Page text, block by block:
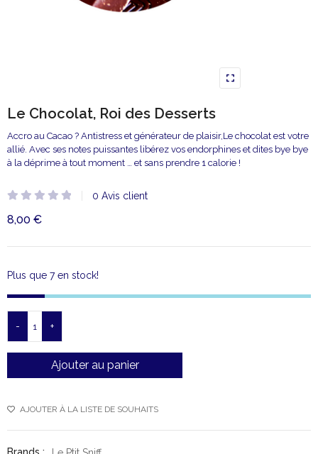
Le Chocolat, Roi des Desserts
Accro au Cacao ? Antistress et générateur de plaisir,Le chocolat est votre
allié. Avec ses notes puissantes libérez vos endorphines et dites bye bye
à la déprime à tout moment … et sans prendre 1 calorie !
sur
0 Avis client
8,00 €
Plus que 7 en stock!
- +
Ajouter au panier
AJOUTER À LA LISTE DE SOUHAITS